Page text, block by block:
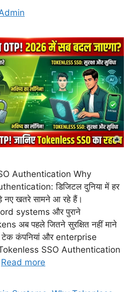
Authentication Why
डिजिटल दुनिया में हर
नए खतरे सामने आ रहे हैं।
systems और पुराने
अब पहले जितने सुरक्षित नहीं माने
कंपनियां और enterprise
SSO Authentication
Read more